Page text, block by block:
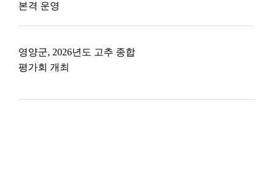
본격 운영
영양군, 2026년도 고추 종합
평가회 개최